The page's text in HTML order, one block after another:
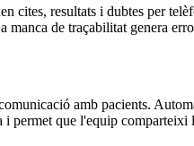
cites, resultats i dubtes per
manca de traçabilitat genera
amb pacients.
i permet que l'equip comparteixi